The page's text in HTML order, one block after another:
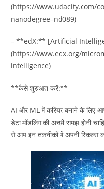
(https://www.udacity.com/
nanodegree–nd089)
– **edX:** [Artificial
(https://www.edx.org/
intelligence)
**कैसे शुरुआत करें:**
AI और ML में करियर बनाने के लिए
डेटा मॉडलिंग की अच्छी समझ होनी
से आप इन तकनीकों में अपनी स्किल्स